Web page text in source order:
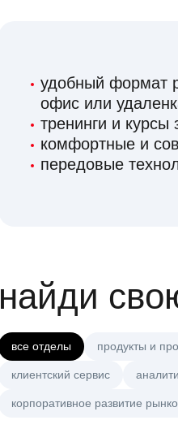
удобный формат
офис или
тренинги и курсы
комфортные и
передовые
найди
все отделы продукты и
клиентский сервис
корпоративное развитие